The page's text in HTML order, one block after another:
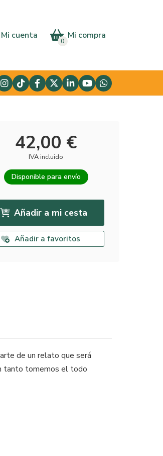
Mi cuenta Mi compra
0
42,00 €
IVA incluido
Disponible para envío
Añadir a mi cesta
Añadir a favoritos
de un relato que será
tanto tomemos el todo